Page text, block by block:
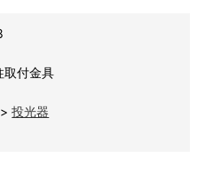
付金具
>投光器